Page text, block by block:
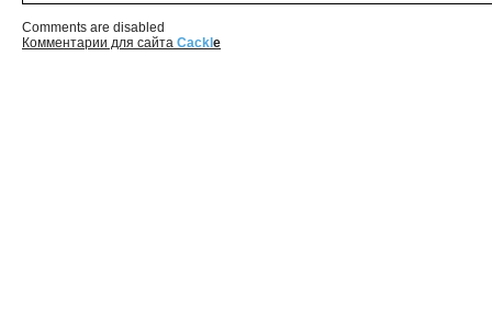
Comments are disabled
Комментарии для сайта Cackl e